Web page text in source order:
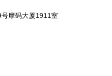
摩码大厦1911室